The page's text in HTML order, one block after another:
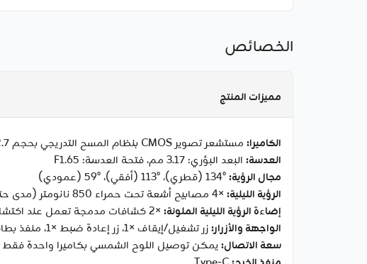
الخصائص
مميزات المنتج
الكاميرا: مستشعر تصوير CMOS بنظام المسح التدريجي بحجم ‎1/2.7‎ بوصة (Starlight)
العدسة: البعد البؤري: 3.17 مم، فتحة العدسة: F1.65
مجال الرؤية:
الرؤية الليلية:
إضاءة الرؤية الليلية الملونة:
الواجهة والأزرار:زر تشغيل/إيقاف ×1، زر إعادة ضبط ×1، منفذ بطاقة MicroSD ×1
سعة الاتصال:يمكن توصيل اللوح الشمسي بكاميرا واحدة فقط